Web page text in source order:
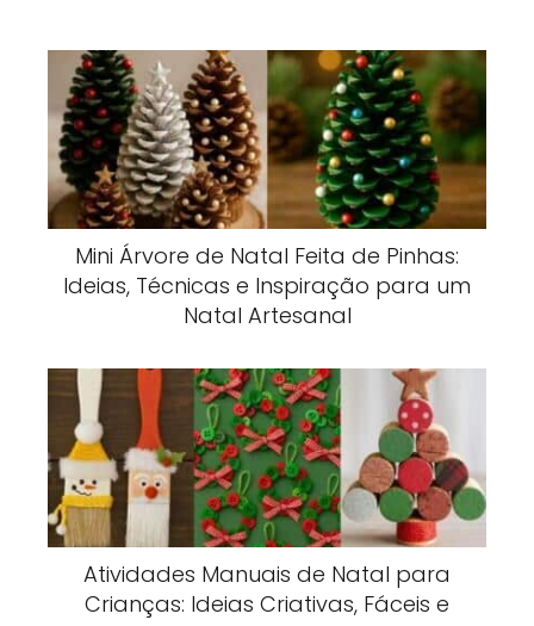
Mini Árvore de Natal Feita de Pinhas:
Ideias, Técnicas e Inspiração para um
Natal Artesanal
Atividades Manuais de Natal para
Crianças: Ideias Criativas, Fáceis e